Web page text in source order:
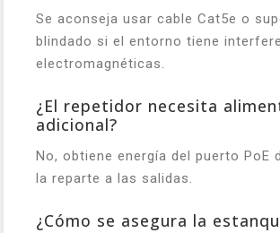
Se aconseja usar cable Cat5e o
blindado si el entorno tiene
electromagnéticas.
¿El repetidor necesita
adicional?
No, obtiene energía del puerto PoE
la reparte a las salidas.
¿Cómo se asegura la